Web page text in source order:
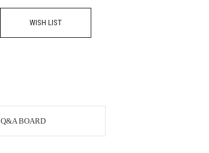
WISH LIST
Q&A BOARD